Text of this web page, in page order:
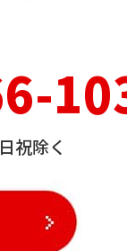
祝除く